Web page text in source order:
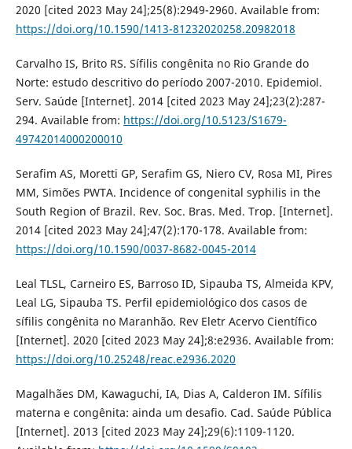
2020 [cited 2023 May 24];25(8):2949-2960. Available from:
https://doi.org/10.1590/1413-81232020258.20982018
Carvalho IS, Brito RS. Sífilis congênita no Rio Grande do
Norte: estudo descritivo do período 2007-2010. Epidemiol.
Serv. Saúde [Internet]. 2014 [cited 2023 May 24];23(2):287-
294. Available from: https://doi.org/10.5123/S1679-
49742014000200010
Serafim AS, Moretti GP, Serafim GS, Niero CV, Rosa MI, Pires
MM, Simões PWTA. Incidence of congenital syphilis in the
South Region of Brazil. Rev. Soc. Bras. Med. Trop. [Internet].
2014 [cited 2023 May 24];47(2):170-178. Available from:
https://doi.org/10.1590/0037-8682-0045-2014
Leal TLSL, Carneiro ES, Barroso ID, Sipauba TS, Almeida KPV,
Leal LG, Sipauba TS. Perfil epidemiológico dos casos de
sífilis congênita no Maranhão. Rev Eletr Acervo Científico
[Internet]. 2020 [cited 2023 May 24];8:e2936. Available from:
https://doi.org/10.25248/reac.e2936.2020
Magalhães DM, Kawaguchi, IA, Dias A, Calderon IM. Sífilis
materna e congênita: ainda um desafio. Cad. Saúde Pública
[Internet]. 2013 [cited 2023 May 24];29(6):1109-1120.